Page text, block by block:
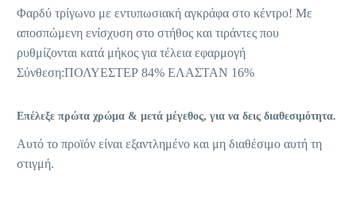
Φαρδύ τρίγωνο με εντυπωσιακή αγκράφα στο κέντρο! Με
αποσπώμενη ενίσχυση στο στήθος και τιράντες που
ρυθμίζονται κατά μήκος για τέλεια εφαρμογή
Σύνθεση:ΠΟΛΥΕΣΤΕΡ 84% ΕΛΑΣΤΑΝ 16%
Επέλεξε πρώτα χρώμα & μετά μέγεθος, για να δεις διαθεσιμότητα.
Αυτό το προϊόν είναι εξαντλημένο και μη διαθέσιμο αυτή τη
στιγμή.